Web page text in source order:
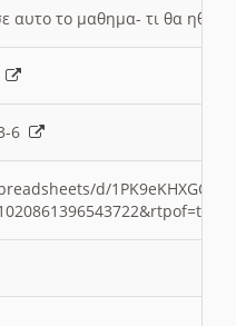
αυτο το μαθημα- τι θα
6
d/